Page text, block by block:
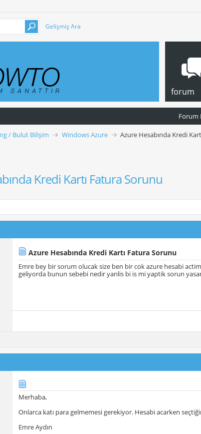
Gelişmiş Ara
forum
Forum
/ Bulut Bilişim Windows Azure Azure Hesabında Kredi
Kredi Kartı Fatura Sorunu
Azure Hesabında Kredi Kartı Fatura Sorunu
Emre bey bir sorum olucak size ben bir cok azure hesabi
geliyorda bunun sebebi nedir yanlis bi is mi yaptik sorun
Merhaba,
Onlarca katı para gelmemesi gerekiyor. Hesabi acarken
Emre Aydın